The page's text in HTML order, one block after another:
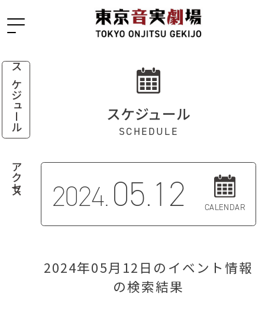
スケジュール
アクセス
スケジュール
SCHEDULE
2024.05.12 CALENDAR
2024年05月12日のイベント情報
の検索結果